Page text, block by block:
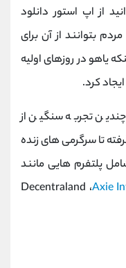
از اپ استور دانلود
بتوانند از آن برای
یاهو در روزهای اولیه
کرد.
تجربه سنگین از
تا سرگرمی های زنده
پلتفرم هایی مانند
Decentraland ،Axie